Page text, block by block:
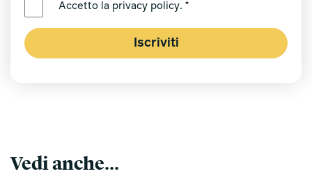
Accetto la privacy policy. *
Iscriviti
Vedi anche...